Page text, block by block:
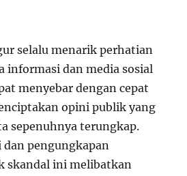
selalu menarik perhatian
informasi dan media sosial
menyebar dengan cepat
opini publik yang
sepenuhnya terungkap.
dan pengungkapan
skandal ini melibatkan